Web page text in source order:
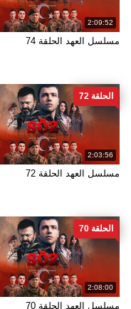
2:09:52
مسلسل العهد الحلقة 74
2:03:56
الحلقة 72
مسلسل العهد الحلقة 72
2:08:00
الحلقة 70
مسلسل العهد الحلقة 70